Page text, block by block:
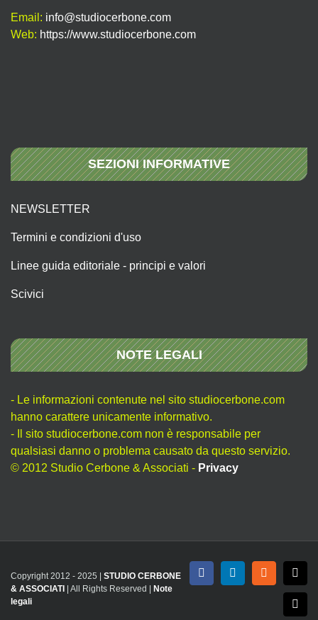
Email: info@studiocerbone.com
Web: https://www.studiocerbone.com
SEZIONI INFORMATIVE
NEWSLETTER
Termini e condizioni d'uso
Linee guida editoriale - principi e valori
Scivici
NOTE LEGALI
- Le informazioni contenute nel sito studiocerbone.com
hanno carattere unicamente informativo.
- Il sito studiocerbone.com non è responsabile per
qualsiasi danno o problema causato da questo servizio.
© 2012 Studio Cerbone & Associati - Privacy
Copyright 2012 - 2025 | STUDIO CERBONE
& ASSOCIATI
| All Rights Reserved |
Note
legali
FacebookLinkedInRss X